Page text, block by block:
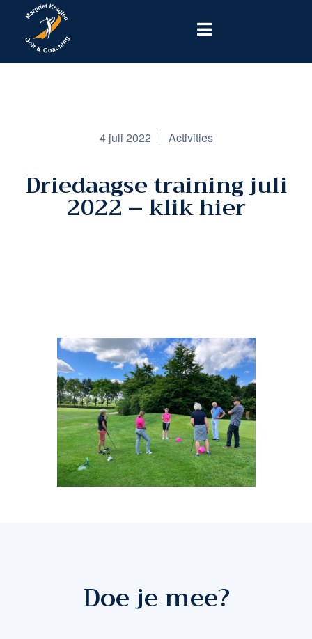
4 juli 2022 Activities
Driedaagse training juli
2022 – klik hier
Doe je mee?